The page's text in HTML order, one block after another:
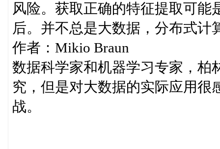
风险。获取正确的特征提取可
后。并不总是大数据，分布式计
作者：Mikio Braun
数据科学家和机器学习专家，柏
究，但是对大数据的实际应用很
战。